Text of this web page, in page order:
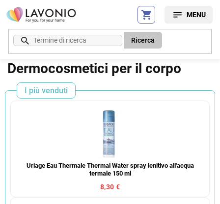
Vai
contenuto
Ricerca
Dermocosmetici per il corpo
I più venduti
Uriage Eau Thermale Thermal Water spray lenitivo all'acqua
termale 150 ml
8,30 €